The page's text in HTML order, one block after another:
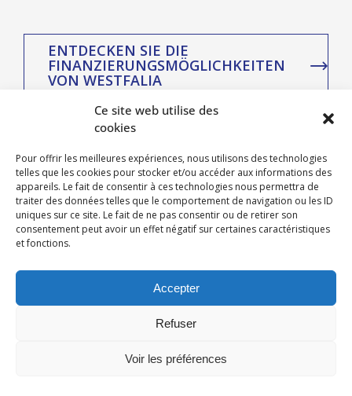
Ce site web utilise des
cookies
Pour offrir les meilleures expériences, nous utilisons des technologies
telles que les cookies pour stocker et/ou accéder aux informations des
appareils. Le fait de consentir à ces technologies nous permettra de
traiter des données telles que le comportement de navigation ou les ID
uniques sur ce site. Le fait de ne pas consentir ou de retirer son
consentement peut avoir un effet négatif sur certaines caractéristiques
et fonctions.
Accepter
Refuser
Voir les préférences
ENTDECKEN SIE DIE
FINANZIERUNGSMÖGLICHKEITEN
VON WESTFALIA